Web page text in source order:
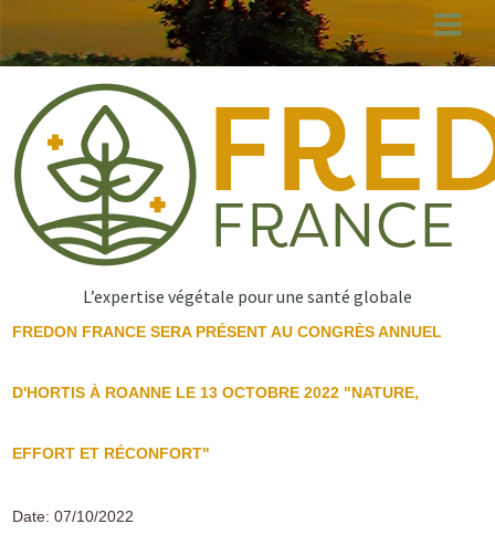
au
principal
L’expertise végétale pour une santé globale
FREDON FRANCE SERA PRÉSENT AU CONGRÈS ANNUEL
D'HORTIS À ROANNE LE 13 OCTOBRE 2022 "NATURE,
EFFORT ET RÉCONFORT"
Date: 07/10/2022